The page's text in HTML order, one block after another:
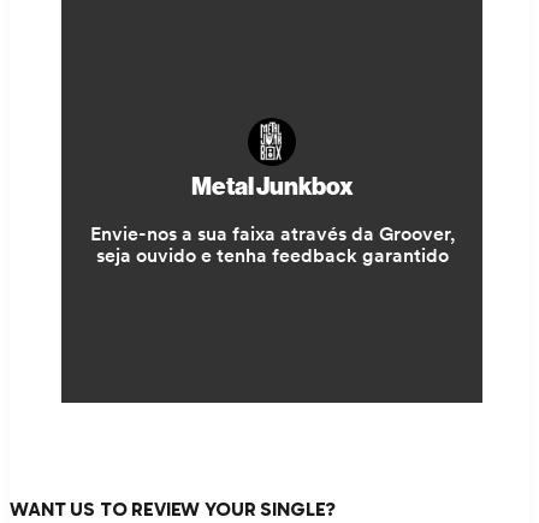
WANT US TO REVIEW YOUR SINGLE?